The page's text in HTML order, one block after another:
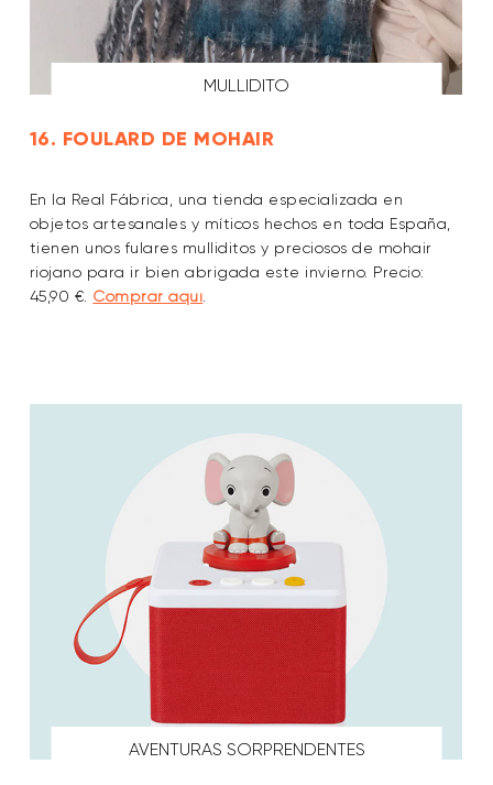
MULLIDITO
16. FOULARD DE MOHAIR
En la Real Fábrica, una tienda especializada en
objetos artesanales y míticos hechos en toda España,
tienen unos fulares mulliditos y preciosos de mohair
riojano para ir bien abrigada este invierno. Precio:
45,90 €. Comprar aquí
AVENTURAS SORPRENDENTES